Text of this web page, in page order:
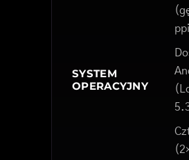
SYSTEM
OPERACYJNY